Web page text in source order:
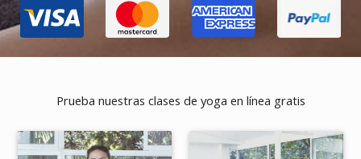
Prueba nuestras clases de yoga en línea gratis